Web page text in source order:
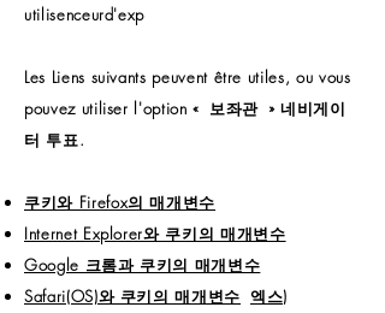
utilisenceurd'exp
Les Liens suivants peuvent être utiles, ou vous
pouvez utiliser l'option « 보좌관 » 네비게이
터 투표.
쿠키와 Firefox의 매개변수
Internet Explorer와 쿠키의 매개변수
Google 크롬과 쿠키의 매개변수
Safari(OS)와 쿠키의 매개변수 엑스)